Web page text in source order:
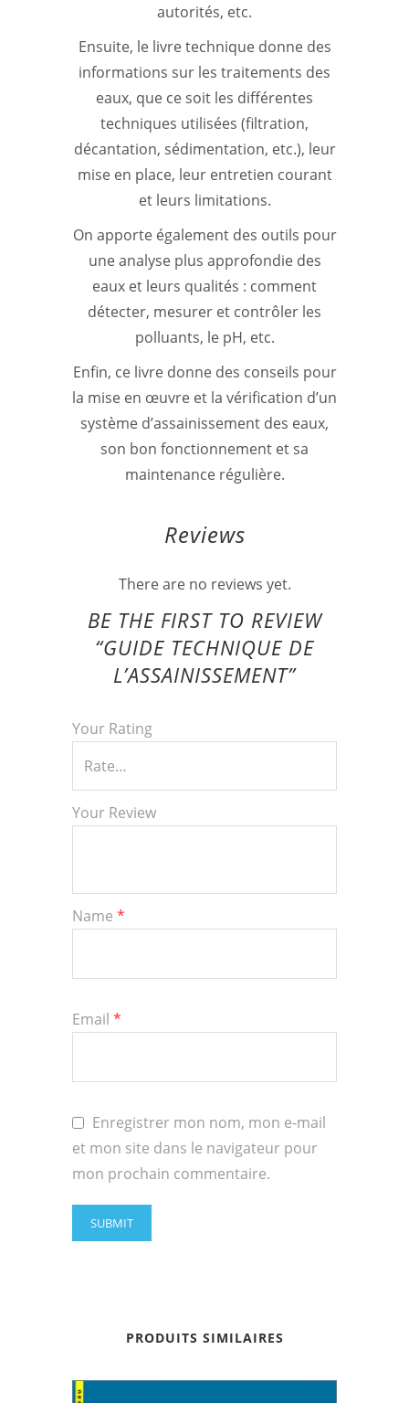
autorités, etc.
Ensuite, le livre technique donne des
informations sur les traitements des
eaux, que ce soit les différentes
techniques utilisées (filtration,
décantation, sédimentation, etc.), leur
mise en place, leur entretien courant
et leurs limitations.
On apporte également des outils pour
une analyse plus approfondie des
eaux et leurs qualités : comment
détecter, mesurer et contrôler les
polluants, le pH, etc.
Enfin, ce livre donne des conseils pour
la mise en œuvre et la vérification d’un
système d’assainissement des eaux,
son bon fonctionnement et sa
maintenance régulière.
Reviews
There are no reviews yet.
BE THE FIRST TO REVIEW
“GUIDE TECHNIQUE DE
L’ASSAINISSEMENT”
Your Rating
Your Review
Name *
Email *
Enregistrer mon nom, mon e-mail
et mon site dans le navigateur pour
mon prochain commentaire.
PRODUITS SIMILAIRES